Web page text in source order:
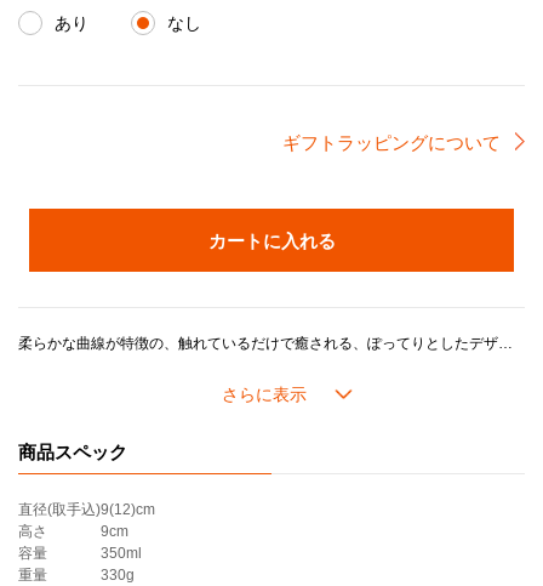
あり なし
ギフトラッピングについて
カートに入れる
柔らかな曲線が特徴の、触れているだけで癒される、ぽってりとしたデザインです。
＊製造時期により、化粧箱のデザインや製品の色味が若干異なる場合がございます。あらかじめご了承ください。
商品スペック
直径(取手込)9(12)cm
高さ
9cm
容量
350ml
重量
330g